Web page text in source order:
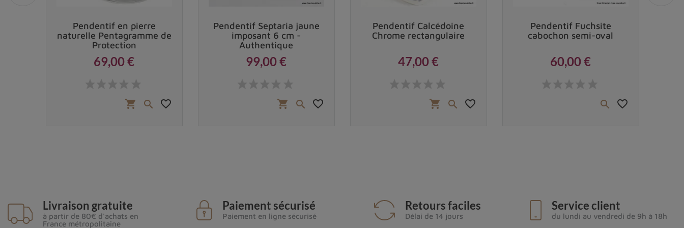
Pendentif en pierre
naturelle Pentagramme de
Protection
69,00 €
shopping_cart  favorite_border
Pendentif Septaria jaune
imposant 6 cm -
Authentique
99,00 €
shopping_cart  favorite_border
Pendentif Calcédoine
Chrome rectangulaire
47,00 €
shopping_cart  favorite_border
Pendentif Fuchsite
cabochon semi-oval
60,00 €
 favorite_border
Livraison gratuite
à partir de 80€ d'achats en
France métropolitaine
Paiement sécurisé
Paiement en ligne sécurisé
Retours faciles
Délai de 14 jours
Service client
du lundi au vendredi de 9h à 18h